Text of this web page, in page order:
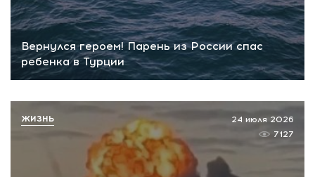
Вернулся героем! Парень из России спас
ребенка в Турции
24 июля 2026
7127
ЖИЗНЬ